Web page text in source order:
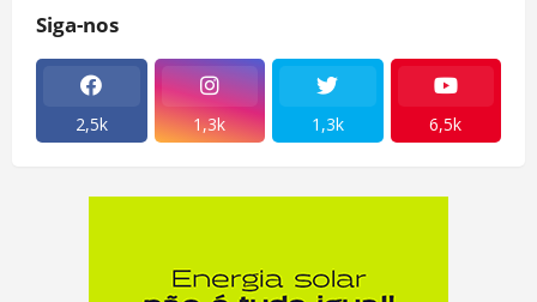
Siga-nos
2,5k 1,3k 1,3k 6,5k